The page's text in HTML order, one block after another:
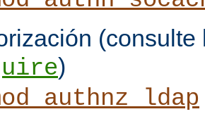
(consulte
)